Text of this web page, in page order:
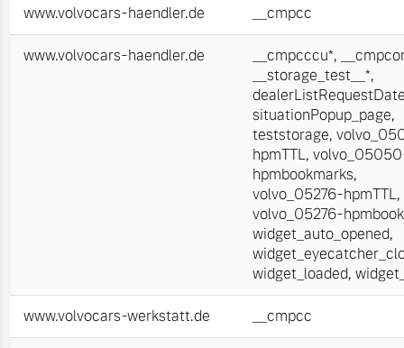
www.volvocars-haendler.de __cmpcc
www.volvocars-haendler.de __cmpcccu*,
__storage_test__*,
situationPopup_page,
teststorage,
hpmTTL,
hpmbookmarks,
volvo_05276-hpmTTL,
volvo_05276-
widget_auto_opened,
widget_loaded,
www.volvocars-werkstatt.de __cmpcc